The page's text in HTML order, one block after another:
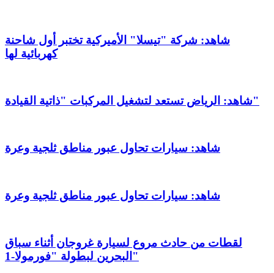
شاهد: شركة "تيسلا" الأميركية تختبر أول شاحنة
كهربائية لها
شاهد: الرياض تستعد لتشغيل المركبات "ذاتية القيادة"
شاهد: سيارات تحاول عبور مناطق ثلجية وعرة
شاهد: سيارات تحاول عبور مناطق ثلجية وعرة
لقطات من حادث مروع لسيارة غروجان أثناء سباق
البحرين لبطولة "فورمولا-1"